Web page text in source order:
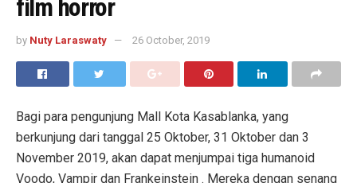
film horror
by Nuty Laraswaty 26 October, 2019
Bagi para pengunjung Mall Kota Kasablanka, yang
berkunjung dari tanggal 25 Oktober, 31 Oktober dan 3
November 2019, akan dapat menjumpai tiga humanoid
Voodo, Vampir dan Frankeinstein . Mereka dengan senang